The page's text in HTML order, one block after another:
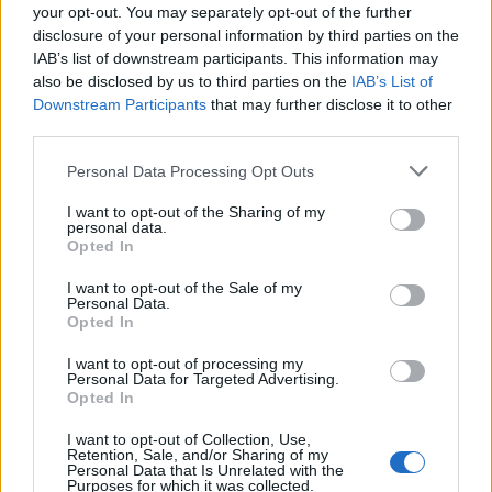
your opt-out. You may separately opt-out of the further
disclosure of your personal information by third parties on the
IAB’s list of downstream participants. This information may
also be disclosed by us to third parties on the IAB’s List of
Downstream Participants that may further disclose it to other
Please note that this website/app uses one or more Google
not limited to your visit or usage behaviour. You may click to
grant or deny consent to Google and its third-party tags to
use your data for below specified purposes in below Google
consent section.
Personal Data Processing Opt Outs
I want to opt-out of the Sharing of my
personal data.
Opted In
I want to opt-out of the Sale of my
Personal Data.
Opted In
I want to opt-out of processing my
Personal Data for Targeted Advertising.
Opted In
I want to opt-out of Collection, Use,
Retention, Sale, and/or Sharing of my
Personal Data that Is Unrelated with the
Purposes for which it was collected.
Προς τον σκοπό αυτό, για την κάλυψη των αναγκών
τους που αφορούν σε θέσεις δημοσιογράφων και
των αναγκών τεχνικής και διοικητικής
οποίο δύναται να απαρτίζεται από:
(α) εργαζομένους με σύμβαση εξαρτημένης
εργασίας πλήρους απασχόλησης,
πάροχο περιεχομένου επιχειρήσεων με βεβαίωση
απασχόλησης ανάλογου χρόνου αποκλειστικά για
τις ανάγκες του συγκεκριμένου παρόχου και